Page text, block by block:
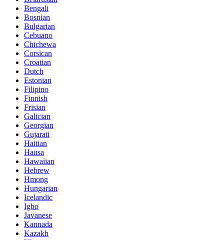
Bengali
Bosnian
Bulgarian
Cebuano
Chichewa
Corsican
Croatian
Dutch
Estonian
Filipino
Finnish
Frisian
Galician
Georgian
Gujarati
Haitian
Hausa
Hawaiian
Hebrew
Hmong
Hungarian
Icelandic
Igbo
Javanese
Kannada
Kazakh